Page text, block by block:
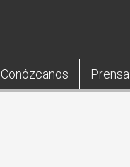
Conózcanos Prensa